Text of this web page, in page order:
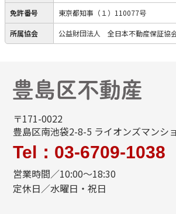
免許番号 東京都知事（１）110077号
所属協会 公益財団法人 全日本不動産保証協
〒171-0022
豊島区南池袋2-8-5 ライオンズマンシ
Tel：03-6709-1038
営業時間／10:00～18:30
定休日／水曜日・祝日